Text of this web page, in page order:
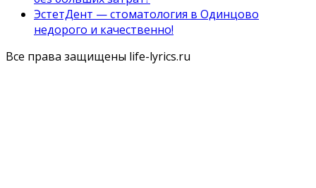
ЭстетДент — стоматология в Одинцово
недорого и качественно!
Все права защищены life-lyrics.ru